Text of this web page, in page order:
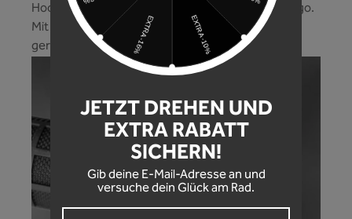
Hochwertiger Griff, hochwertig eingelagertes Logo.
Mit dem Unleazhed MTB Griff, bist du bestens
gerüstet für die nächste Fahrt!
JETZT DREHEN UND
EXTRA RABATT
SICHERN!
Gib deine E-Mail-Adresse an und
versuche dein Glück am Rad.